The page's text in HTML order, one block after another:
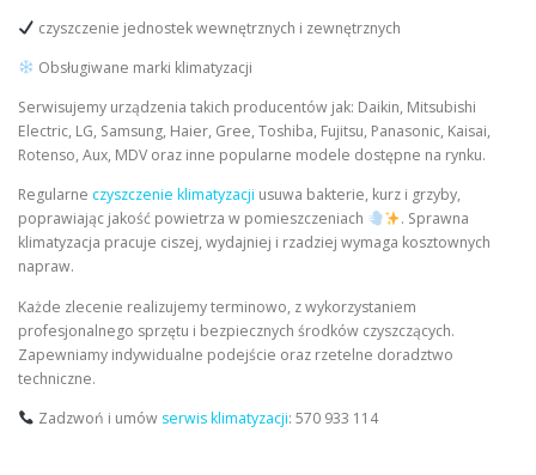
czyszczenie jednostek wewnętrznych i zewnętrznych
Obsługiwane marki klimatyzacji
Serwisujemy urządzenia takich producentów jak: Daikin, Mitsubishi
Electric, LG, Samsung, Haier, Gree, Toshiba, Fujitsu, Panasonic, Kaisai,
Rotenso, Aux, MDV oraz inne popularne modele dostępne na rynku.
Regularne czyszczenie klimatyzacji usuwa bakterie, kurz i grzyby,
poprawiając jakość powietrza w pomieszczeniach
. Sprawna
klimatyzacja pracuje ciszej, wydajniej i rzadziej wymaga kosztownych
napraw.
Każde zlecenie realizujemy terminowo, z wykorzystaniem
profesjonalnego sprzętu i bezpiecznych środków czyszczących.
Zapewniamy indywidualne podejście oraz rzetelne doradztwo
techniczne.
Zadzwoń i umów serwis klimatyzacji: 570 933 114